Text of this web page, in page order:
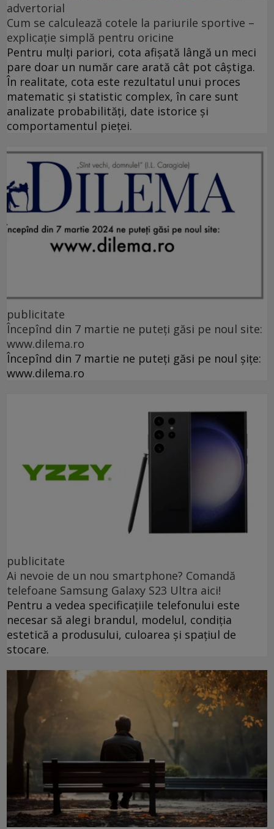
advertorial
Cum se calculează cotele la pariurile sportive –
explicație simplă pentru oricine
Pentru mulți pariori, cota afișată lângă un meci
pare doar un număr care arată cât pot câștiga.
În realitate, cota este rezultatul unui proces
matematic și statistic complex, în care sunt
analizate probabilități, date istorice și
comportamentul pieței.
publicitate
Începînd din 7 martie ne puteți găsi pe noul site:
www.dilema.ro
Începînd din 7 martie ne puteți găsi pe noul șițe:
www.dilema.ro
publicitate
Ai nevoie de un nou smartphone? Comandă
telefoane Samsung Galaxy S23 Ultra aici!
Pentru a vedea specificațiile telefonului este
necesar să alegi brandul, modelul, condiția
estetică a produsului, culoarea și spațiul de
stocare.